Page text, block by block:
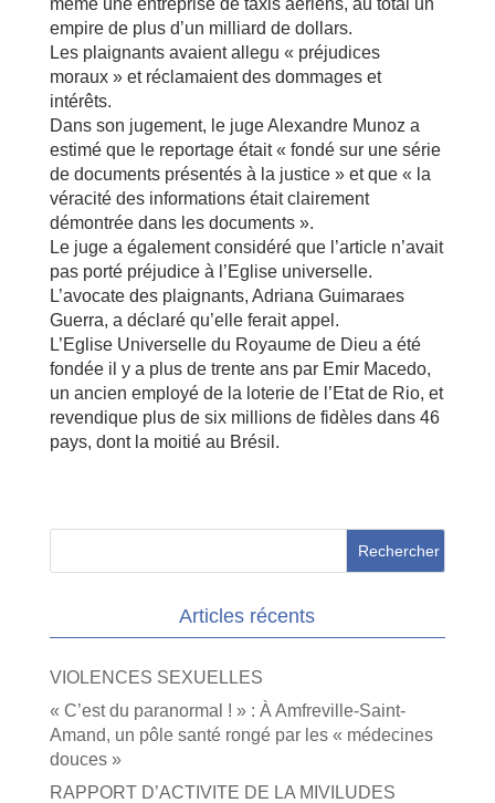
même une entreprise de taxis aériens, au total un
empire de plus d’un milliard de dollars.
Les plaignants avaient allegu « préjudices
moraux » et réclamaient des dommages et
intérêts.
Dans son jugement, le juge Alexandre Munoz a
estimé que le reportage était « fondé sur une série
de documents présentés à la justice » et que « la
véracité des informations était clairement
démontrée dans les documents ».
Le juge a également considéré que l’article n’avait
pas porté préjudice à l’Eglise universelle.
L’avocate des plaignants, Adriana Guimaraes
Guerra, a déclaré qu’elle ferait appel.
L’Eglise Universelle du Royaume de Dieu a été
fondée il y a plus de trente ans par Emir Macedo,
un ancien employé de la loterie de l’Etat de Rio, et
revendique plus de six millions de fidèles dans 46
pays, dont la moitié au Brésil.
Articles récents
VIOLENCES SEXUELLES
« C’est du paranormal ! » : À Amfreville-Saint-
Amand, un pôle santé rongé par les « médecines
douces »
RAPPORT D’ACTIVITE DE LA MIVILUDES